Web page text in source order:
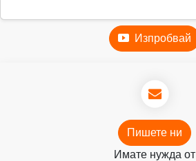
Изпробвай
Пишете ни
Имате нужда от